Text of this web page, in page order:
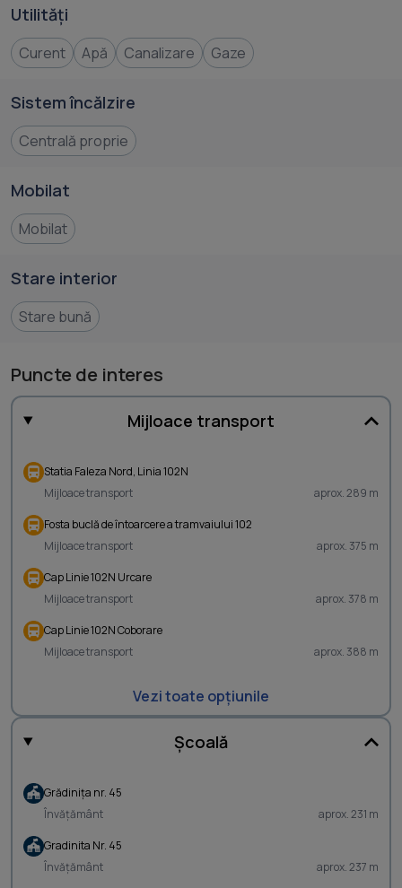
Utilități
Curent Apă Canalizare Gaze
Sistem încălzire
Centrală proprie
Mobilat
Mobilat
Stare interior
Stare bună
Puncte de interes
Mijloace transport
Statia Faleza Nord, Linia 102N
Mijloace transport
aprox. 289 m
Fosta buclă de întoarcere a tramvaiului 102
Mijloace transport
aprox. 375 m
Cap Linie 102N Urcare
Mijloace transport
aprox. 378 m
Cap Linie 102N Coborare
Mijloace transport
aprox. 388 m
Vezi toate opțiunile
Școală
Grădiniţa nr. 45
Învățământ
aprox. 231 m
Gradinita Nr. 45
Învățământ
aprox. 237 m